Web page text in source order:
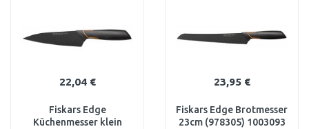
22,04 €
Fiskars Edge
Küchenmesser klein
23,95 €
Fiskars Edge Brotmesser
23cm (978305) 1003093